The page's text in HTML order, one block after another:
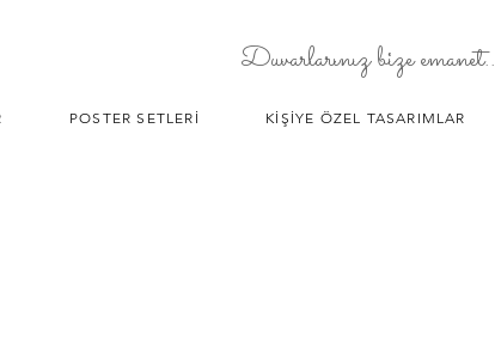
Duvarlarınız bize emanet..
POSTER SETLERİ KİŞİYE ÖZEL TASARIMLAR